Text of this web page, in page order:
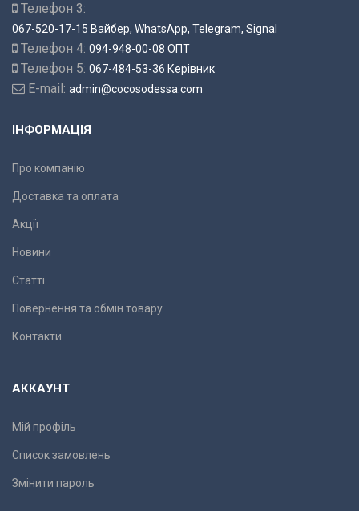
Телефон 3:
067-520-17-15 Вайбер, WhatsApp, Telegram, Signal
Телефон 4: 094-948-00-08 ОПТ
Телефон 5: 067-484-53-36 Керівник
E-mail: admin@cocosodessa.com
ІНФОРМАЦІЯ
Про компанію
Доставка та оплата
Акції
Новини
Статті
Повернення та обмін товару
Контакти
АККАУНТ
Мій профіль
Список замовлень
Змінити пароль